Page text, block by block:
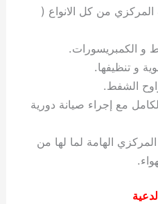
من كل الانواع (
و الكمبريسورات.
و تنظيفها.
الشفط.
مع إجراء صيانة دورية
الهامة لما لها من